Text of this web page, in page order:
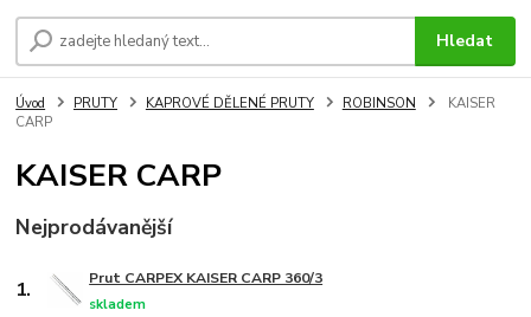
Hledat
Úvod PRUTY KAPROVÉ DĚLENÉ PRUTY ROBINSON
KAISER
CARP
KAISER CARP
Nejprodávanější
1. Prut CARPEX KAISER CARP 360/3
skladem